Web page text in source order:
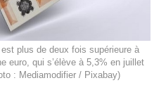
plus de deux fois supérieure à
euro, qui s’élève à 5,3% en juillet
: Mediamodifier / Pixabay)